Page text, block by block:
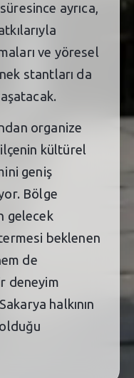
ayrıca,
ve yöresel
stantları da
organize
kültürel
geniş
Bölge
gelecek
beklenen
de
deneyim
halkının